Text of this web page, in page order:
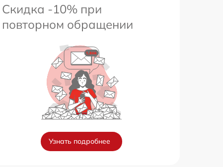
Скидка -10% при
повторном обращении
Узнать подробнее